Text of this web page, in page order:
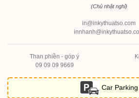
(Chủ nhật nghỉ)
in@inkythuatso.com
Than phiền - góp ý
09 09 09 9669
Car Parking